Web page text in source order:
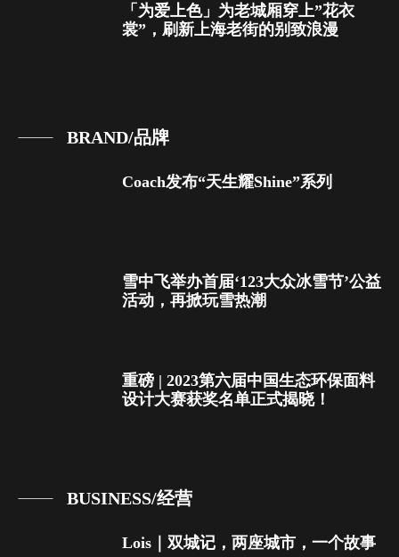
「为爱上色」为老城厢穿上”花衣
裳”，刷新上海老街的别致浪漫
BRAND/品牌
Coach发布“天生耀Shine”系列
雪中飞举办首届‘123大众冰雪节’公益
活动，再掀玩雪热潮
重磅 | 2023第六届中国生态环保面料
设计大赛获奖名单正式揭晓！
BUSINESS/经营
Lois｜双城记，两座城市，一个故事